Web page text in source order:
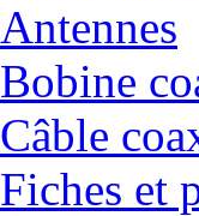
Antennes
Bobine
Câble
Fiches et